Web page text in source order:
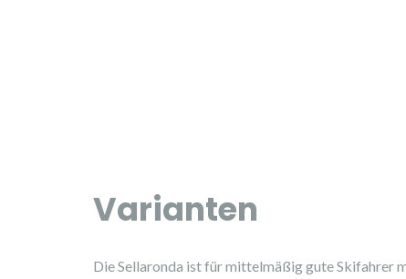
Varianten
Die Sellaronda ist für mittelmäßig gute Skifahrer